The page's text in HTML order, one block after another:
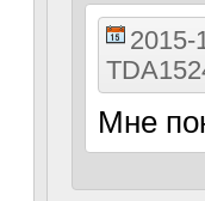
2015-
Мне